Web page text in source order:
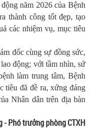
năm 2026 của Bệnh
thành công tốt đẹp, tạo
các nhiệm vụ, mục tiêu
đốc cùng sự đồng sức,
động; với tầm nhìn, sứ
làm trung tâm, Bệnh
tiêu đã đề ra, xứng đáng
Nhân dân trên địa bàn
- Phó trưởng phòng CTXH